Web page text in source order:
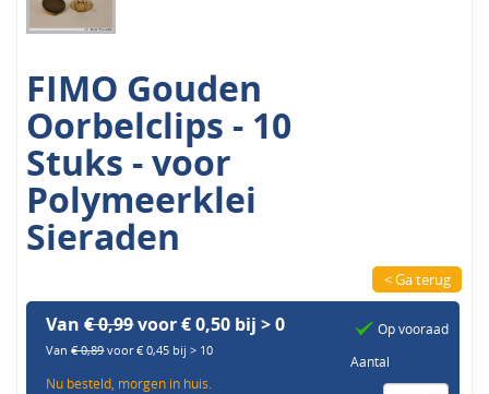
FIMO Gouden
Oorbelclips - 10
Stuks - voor
Polymeerklei
Sieraden
< Ga terug
Van€ 0,99voor € 0,50 bij > 0
Van€ 0,89voor € 0,45 bij > 10
Nu besteld, morgen in huis.
Op vooraad
Aantal